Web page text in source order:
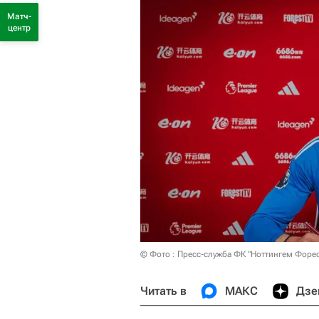
© Фото : Пресс-служба ФК "Ноттингем
Читать в МАКС
Матч-
центр